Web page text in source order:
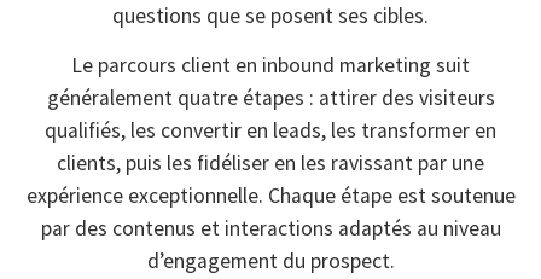
questions que se posent ses cibles.
Le parcours client en inbound marketing suit
généralement quatre étapes : attirer des visiteurs
qualifiés, les convertir en leads, les transformer en
clients, puis les fidéliser en les ravissant par une
expérience exceptionnelle. Chaque étape est soutenue
par des contenus et interactions adaptés au niveau
d’engagement du prospect.